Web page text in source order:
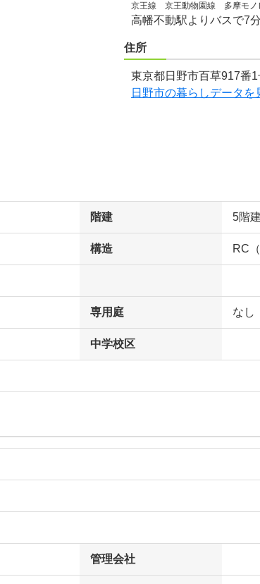
京王線 京王動物園線 多摩モノ
高幡不動駅よりバスで7分
住所
東京都日野市百草917番1
日野市の暮らしデータを
階建 5階建
構造 RC
専用庭 なし
中学校区
管理会社